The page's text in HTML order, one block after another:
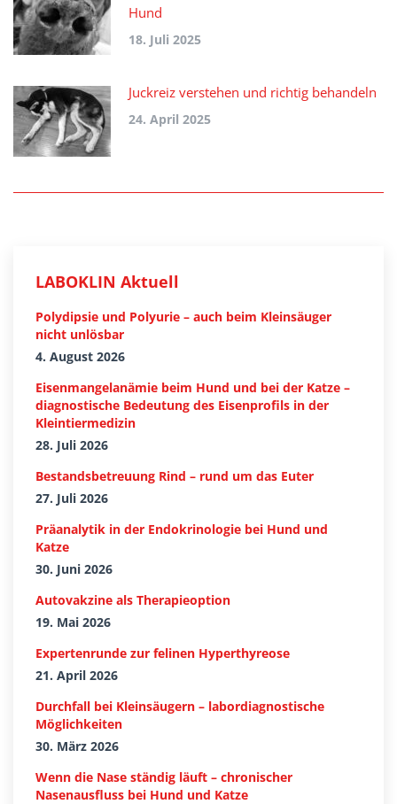
Hund
18. Juli 2025
Juckreiz verstehen und richtig behandeln
24. April 2025
LABOKLIN Aktuell
Polydipsie und Polyurie – auch beim Kleinsäuger
nicht unlösbar
4. August 2026
Eisenmangelanämie beim Hund und bei der Katze –
diagnostische Bedeutung des Eisenprofils in der
Kleintiermedizin
28. Juli 2026
Bestandsbetreuung Rind – rund um das Euter
27. Juli 2026
Präanalytik in der Endokrinologie bei Hund und
Katze
30. Juni 2026
Autovakzine als Therapieoption
19. Mai 2026
Expertenrunde zur felinen Hyperthyreose
21. April 2026
Durchfall bei Kleinsäugern – labordiagnostische
Möglichkeiten
30. März 2026
Wenn die Nase ständig läuft – chronischer
Nasenausfluss bei Hund und Katze